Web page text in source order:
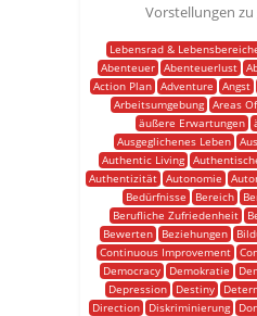
Vorstellungen zu
Lebensrad &
Abenteuer Abenteuerlust
Action Plan
Adventure Angst
Arbeitsumgebung Areas
äußere Erwartungen
Ausgeglichenes Leben
Authentic Living
Authentizität Autonomie
Bedürfnisse
Bereich
Berufliche Zufriedenheit
Bewerten
Beziehungen
Continuous Improvement
Democracy
Demokratie
Depression
Destiny
Direction
Diskriminierung